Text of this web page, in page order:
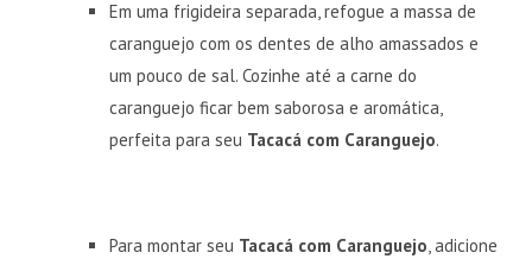
Em uma frigideira separada, refogue a massa de
caranguejo com os dentes de alho amassados e
um pouco de sal. Cozinhe até a carne do
caranguejo ficar bem saborosa e aromática,
perfeita para seu Tacacá com Caranguejo.
Para montar seu Tacacá com Caranguejo, adicione